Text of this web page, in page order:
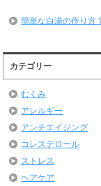
簡単な白湯の作り方
カテゴリー
むくみ
アレルギー
アンチエイジング
コレステロール
ストレス
ヘアケア